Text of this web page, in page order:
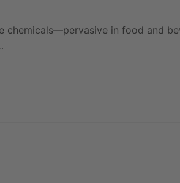
chemicals—pervasive in food and